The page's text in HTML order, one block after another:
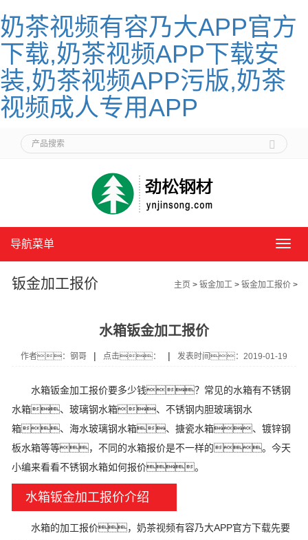
奶茶视频有容乃大APP官方
下载,奶茶视频APP下载安
装,奶茶视频APP污版,奶茶
视频成人专用APP
导
单
导航菜单
钣金加工报价 主页 > 钣金加工 > 钣金加工报价 >
水箱钣金加工报价
作者：钢哥 | 点击： | 发表时间：2019-01-19
水箱钣金加工报价要多少钱？常见的水箱有不锈钢
水箱、玻璃钢水箱、不锈钢内胆玻璃钢水
箱、海水玻璃钢水箱、搪瓷水箱、镀锌钢
板水箱等等，不同的水箱报价是不一样的。今天
小编来看看不锈钢水箱如何报价。
水箱钣金加工报价介绍
水箱的加工报价，奶茶视频有容乃大APP官方下载先要